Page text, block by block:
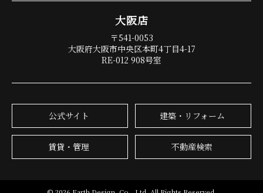
大 阪 店
〒541-0053
大阪府大阪市中央区本町4丁目4-17
RE-012 908号室
公式サイト 建築・リフォーム
賃貸・管理 不動産検索